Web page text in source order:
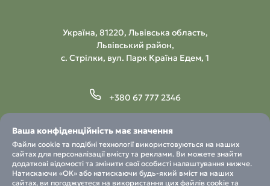
Україна, 81220, Львівська область,
Львівський район,
с. Стрілки, вул. Парк Країна Едем, 1
+380 67 777 2346
Замовити дзвінок
Ваша конфіденційність має значення
Файли cookie та подібні технології використовуються на наших
сайтах для персоналізації вмісту та реклами. Ви можете знайти
додаткові відомості та змінити свої особисті налаштування нижче.
Натискаючи «ОК» або натискаючи будь-який вміст на наших
сайтах, ви погоджуєтеся на використання цих файлів cookie та